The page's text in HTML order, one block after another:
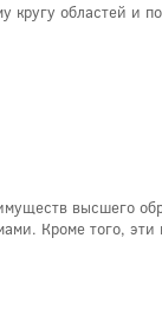
областей и
высшего
Кроме того,